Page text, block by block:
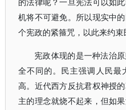
机将不可避免。所以现实中
个宪政的紧箍咒，以此来约束
宪政体现的是一种法治
全不同的。民主强调人民最
高。近代西方反抗君权神授
主的理念就烧不起来，但如